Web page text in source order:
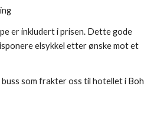
er inkludert i prisen. Dette gode
elsykkel etter ønske mot et
som frakter oss til hotellet i